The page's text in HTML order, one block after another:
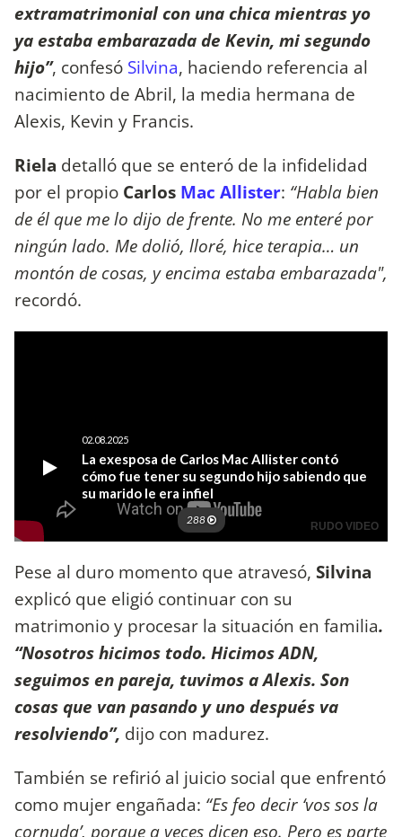
extramatrimonial con una chica mientras yo
ya estaba embarazada de Kevin, mi segundo
hijo”, confesó Silvina, haciendo referencia al
nacimiento de Abril, la media hermana de
Alexis, Kevin y Francis.
Riela detalló que se enteró de la infidelidad
por el propio Carlos Mac Allister: “Habla bien
de él que me lo dijo de frente. No me enteré por
ningún lado. Me dolió, lloré, hice terapia… un
montón de cosas, y encima estaba embarazada",
recordó.
Pese al duro momento que atravesó, Silvina
explicó que eligió continuar con su
matrimonio y procesar la situación en familia.
“Nosotros hicimos todo. Hicimos ADN,
seguimos en pareja, tuvimos a Alexis. Son
cosas que van pasando y uno después va
resolviendo”, dijo con madurez.
También se refirió al juicio social que enfrentó
como mujer engañada: “Es feo decir ‘vos sos la
cornuda’, porque a veces dicen eso. Pero es parte